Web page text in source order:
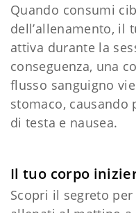
Quando consumi
dell’allenamento, il
attiva durante la
conseguenza, una
flusso sanguigno
stomaco,
di testa e nausea.
Il tuo corpo
Scopri il segreto